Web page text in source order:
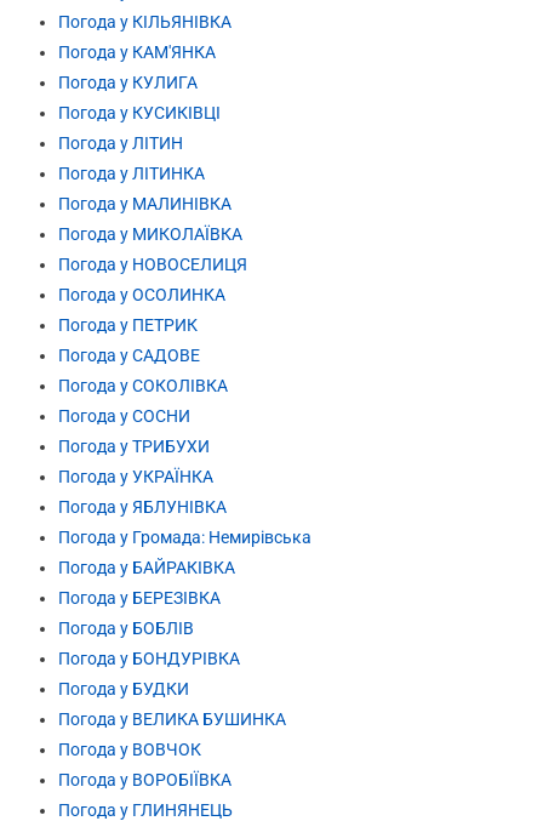
Погода у КІЛЬЯНІВКА
Погода у КАМ'ЯНКА
Погода у КУЛИГА
Погода у КУСИКІВЦІ
Погода у ЛІТИН
Погода у ЛІТИНКА
Погода у МАЛИНІВКА
Погода у МИКОЛАЇВКА
Погода у НОВОСЕЛИЦЯ
Погода у ОСОЛИНКА
Погода у ПЕТРИК
Погода у САДОВЕ
Погода у СОКОЛІВКА
Погода у СОСНИ
Погода у ТРИБУХИ
Погода у УКРАЇНКА
Погода у ЯБЛУНІВКА
Погода у Громада: Немирівська
Погода у БАЙРАКІВКА
Погода у БЕРЕЗІВКА
Погода у БОБЛІВ
Погода у БОНДУРІВКА
Погода у БУДКИ
Погода у ВЕЛИКА БУШИНКА
Погода у ВОВЧОК
Погода у ВОРОБІЇВКА
Погода у ГЛИНЯНЕЦЬ